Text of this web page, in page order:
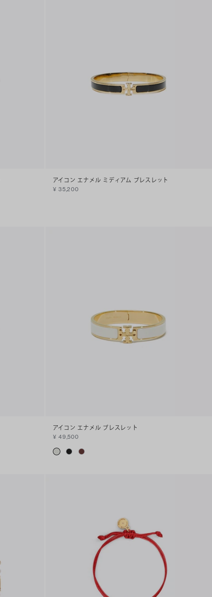
アイコン エナメル ミディアム ブレスレット
¥ 35,200
アイコン エナメル ブレスレット
¥ 49,500